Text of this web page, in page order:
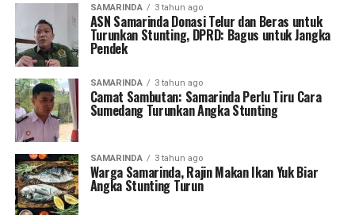
SAMARINDA 3 tahun ago
ASN Samarinda Donasi Telur dan Beras untuk
Turunkan Stunting, DPRD: Bagus untuk Jangka
Pendek
SAMARINDA 3 tahun ago
Camat Sambutan: Samarinda Perlu Tiru Cara
Sumedang Turunkan Angka Stunting
SAMARINDA 3 tahun ago
Warga Samarinda, Rajin Makan Ikan Yuk Biar
Angka Stunting Turun